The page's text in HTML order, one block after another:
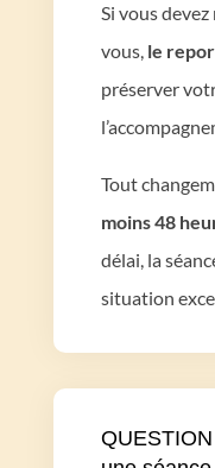
Si vous
vous, le
préserver
Tout
moins 48
délai, la
situation